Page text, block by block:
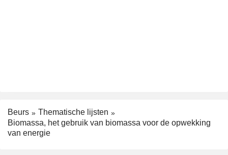
Beurs
Thematische lijsten
Biomassa, het gebruik van biomassa voor de opwekking
van energie